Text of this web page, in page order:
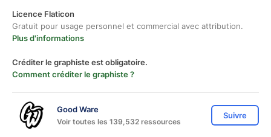
Licence Flaticon
Gratuit pour usage personnel et commercial avec attribution.
Plus d'informations
Créditer le graphiste est obligatoire.
Comment créditer le graphiste ?
Good Ware
Voir toutes les 139,532 ressources
Suivre